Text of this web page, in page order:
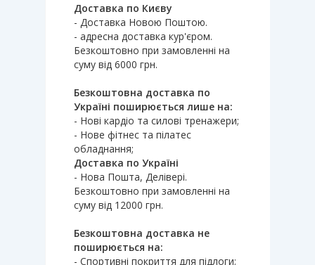
Доставка по Києву
- Доставка Новою Поштою.
- адресна доставка кур'єром.
Безкоштовно при замовленні на
суму від 6000 грн.
Безкоштовна доставка по
Україні поширюється лише на:
- Нові кардіо та силові тренажери;
- Нове фітнес та пілатес
обладнання;
Доставка по Україні
- Нова Пошта, Делівері.
Безкоштовно при замовленні на
суму від 12000 грн.
Безкоштовна доставка не
поширюється на:
- Спортивні покриття для підлоги;